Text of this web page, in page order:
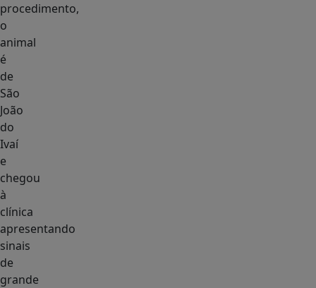
procedimento,
o
animal
é
de
São
João
do
Ivaí
e
chegou
à
clínica
apresentando
sinais
de
grande